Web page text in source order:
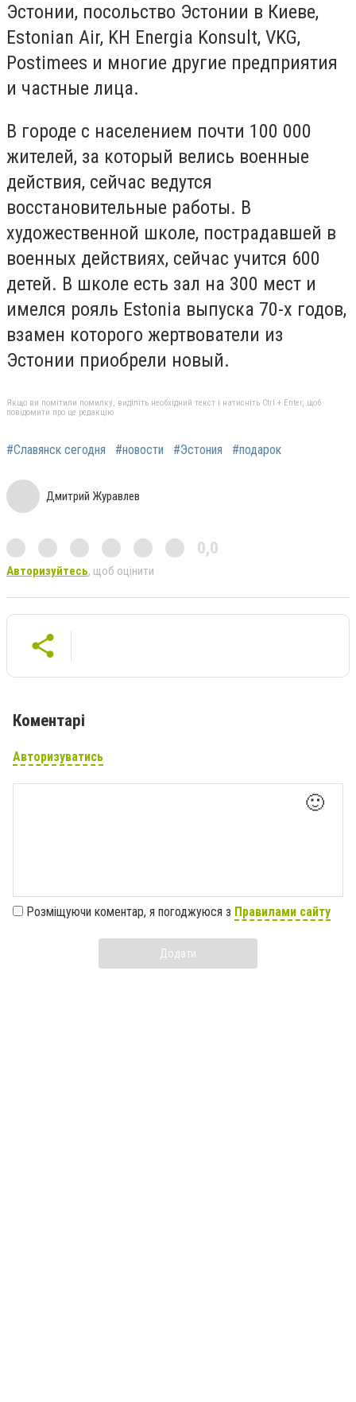
Эстонии, посольство Эстонии в Киеве,
Estonian Air, KH Energia Konsult, VKG,
Postimees и многие другие предприятия
и частные лица.
В городе с населением почти 100 000
жителей, за который велись военные
действия, сейчас ведутся
восстановительные работы. В
художественной школе, пострадавшей в
военных действиях, сейчас учится 600
детей. В школе есть зал на 300 мест и
имелся рояль Estonia выпуска 70-х годов,
взамен которого жертвователи из
Эстонии приобрели новый.
Якщо ви помітили помилку, виділіть необхідний текст і натисніть Ctrl + Enter, щоб
повідомити про це редакцію
#Славянск сегодня #новости #Эстония #подарок
Дмитрий Журавлев
0,0
Авторизуйтесь, щоб оцінити
Коментарі
Авторизуватись
🙂
Розміщуючи коментар, я погоджуюся з Правилами сайту
Додати